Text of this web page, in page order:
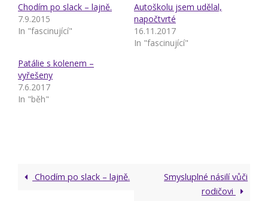
Chodím po slack – lajně.
7.9.2015
In "fascinující"
Autoškolu jsem udělal,
napočtvrté
16.11.2017
In "fascinující"
Patálie s kolenem –
vyřešeny
7.6.2017
In "běh"
Chodím po slack – lajně.
Smysluplné násilí vůči
rodičovi